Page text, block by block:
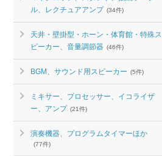
ル、レクチュアアンプ (34件)
天井・壁掛型・ホーン・体育館・特殊ス
ピーカー、音量調節器 (46件)
BGM、サウンド用スピーカー (5件)
ミキサー、プロセッサー、イコライザ
ー、アンプ (21件)
演奏機器、プログラムタイマーほか
(77件)